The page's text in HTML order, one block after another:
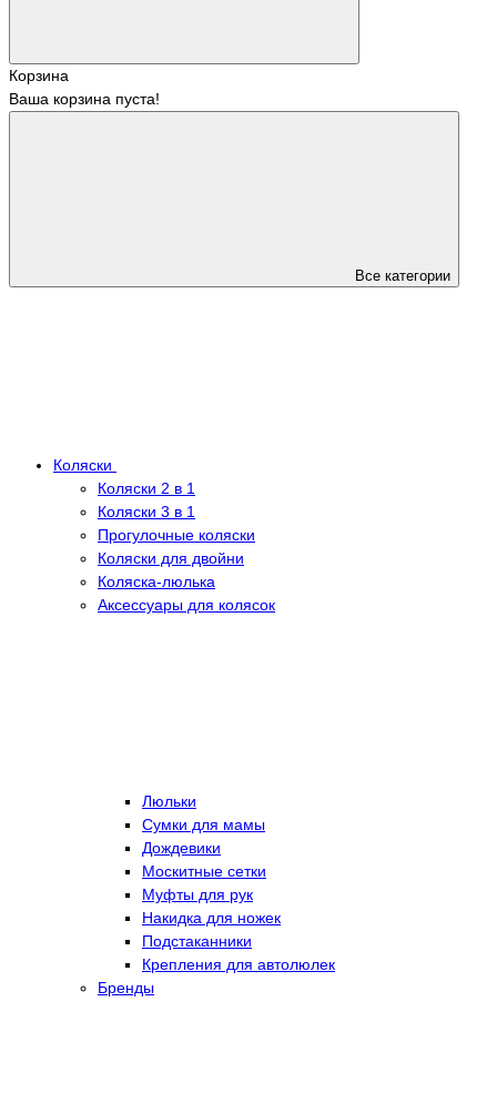
Корзина
Ваша корзина пуста!
Все категории
Коляски
Коляски 2 в 1
Коляски 3 в 1
Прогулочные коляски
Коляски для двойни
Коляска-люлька
Аксессуары для колясок
Люльки
Сумки для мамы
Дождевики
Москитные сетки
Муфты для рук
Накидка для ножек
Подстаканники
Крепления для автолюлек
Бренды